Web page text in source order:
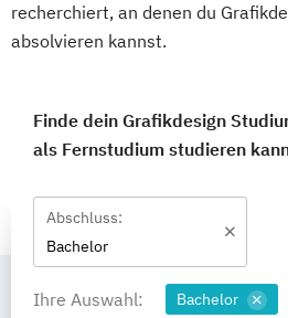
recherchiert, an denen du
absolvieren kannst.
Finde dein Grafikdesign
als Fernstudium studieren
Abschluss:
Bachelor
Ihre Auswahl: Bachelor